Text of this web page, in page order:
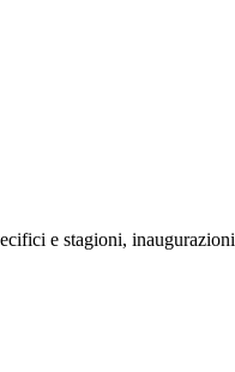
e stagioni, inaugurazioni